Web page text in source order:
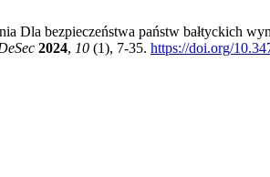
Dla bezpieczeństwa państw bałtyckich
2024, 10 (1), 7-35. https://doi.org/